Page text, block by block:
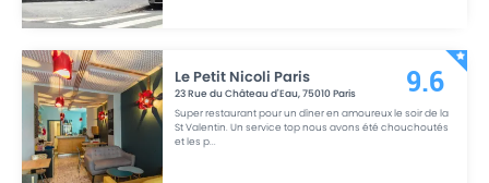
Le Petit Nicoli Paris
23 Rue du Château d'Eau,75010Paris
Super restaurant pour un dîner en amoureux le soir de la
St Valentin. Un service top nous avons été chouchoutés
et les p...
9.6